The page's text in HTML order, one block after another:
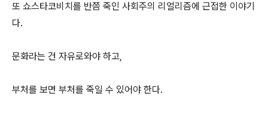
또 쇼스타코비치를 반쯤 죽인 사회주의 리얼리즘에 근접한 이야기
다.
문화라는 건 자유로와야 하고,
부처를 보면 부처를 죽일 수 있어야 한다.